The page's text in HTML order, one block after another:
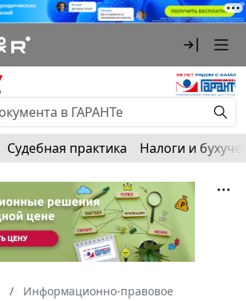
Судебная практика Налоги и
Информационно-правовое